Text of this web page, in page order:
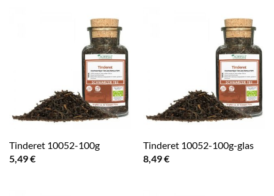
Tinderet 10052-100g
5,49€
Tinderet 10052-100g-glas
8,49€